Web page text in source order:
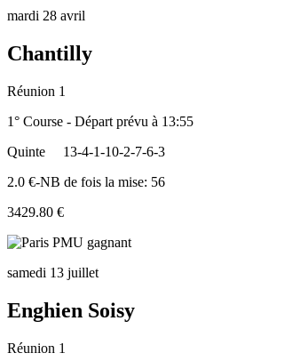
mardi 28 avril
Chantilly
Réunion 1
1° Course - Départ prévu à 13:55
Quinte
13-4-1-10-2-7-6-3
2.0 €-NB de fois la mise: 56
3429.80 €
samedi 13 juillet
Enghien Soisy
Réunion 1